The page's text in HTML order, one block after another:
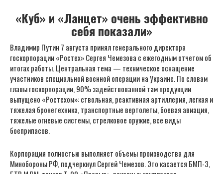
«Куб» и «Ланцет» очень эффективно
себя показали»
Владимир Путин 7 августа принял генерального директора
госкорпорации «Ростех» Сергея Чемезова с ежегодным отчетом об
итогах работы. Центральная тема — техническое оснащение
участников специальной военной операции на Украине. По словам
главы госкорпорации, 90% задействованной там продукции
выпущено «Ростехом»: ствольная, реактивная артиллерия, легкая и
тяжелая бронетехника, транспортные вертолеты, боевая авиация,
тяжелые огневые системы, стрелковое оружие, все виды
боеприпасов.
Корпорация полностью выполняет объемы производства для
Минобороны РФ, подчеркнул Сергей Чемезов. Это касается БМП-3,